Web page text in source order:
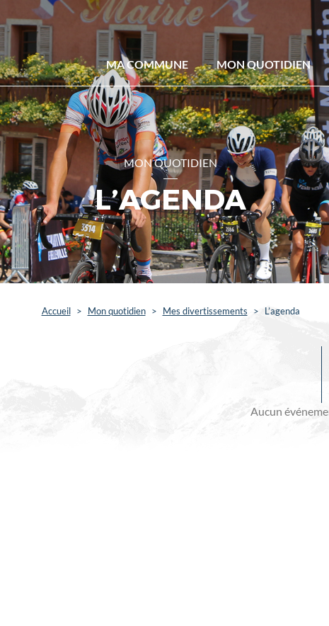
MA COMMUNE MON QUOTIDIEN
MON QUOTIDIEN
L’AGENDA
Accueil > Mon quotidien > Mes divertissements > L’agenda
Aucun